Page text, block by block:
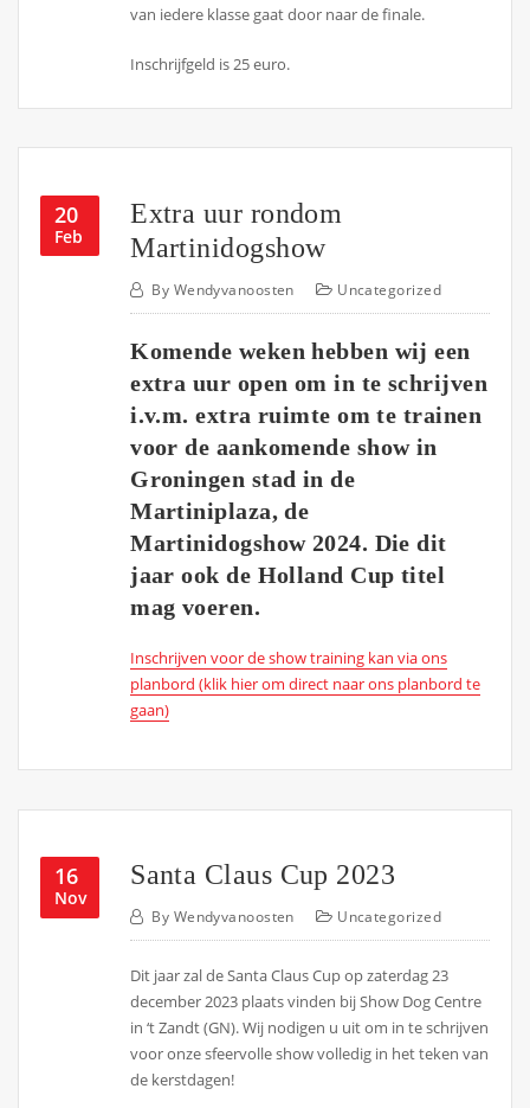
van iedere klasse gaat door naar de finale.
Inschrijfgeld is 25 euro.
20
Feb
Extra uur rondom
Martinidogshow
By Wendyvanoosten Uncategorized
Komende weken hebben wij een
extra uur open om in te schrijven
i.v.m. extra ruimte om te trainen
voor de aankomende show in
Groningen stad in de
Martiniplaza, de
Martinidogshow 2024. Die dit
jaar ook de Holland Cup titel
mag voeren.
Inschrijven voor de show training kan via ons
planbord (klik hier om direct naar ons planbord te
gaan)
16
Nov
Santa Claus Cup 2023
By Wendyvanoosten Uncategorized
Dit jaar zal de Santa Claus Cup op zaterdag 23
december 2023 plaats vinden bij Show Dog Centre
in ‘t Zandt (GN). Wij nodigen u uit om in te schrijven
voor onze sfeervolle show volledig in het teken van
de kerstdagen!